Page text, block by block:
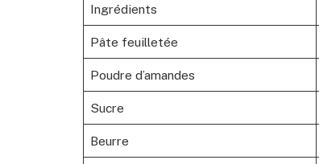
Ingrédients
Pâte feuilletée
Poudre d’amandes
Sucre
Beurre